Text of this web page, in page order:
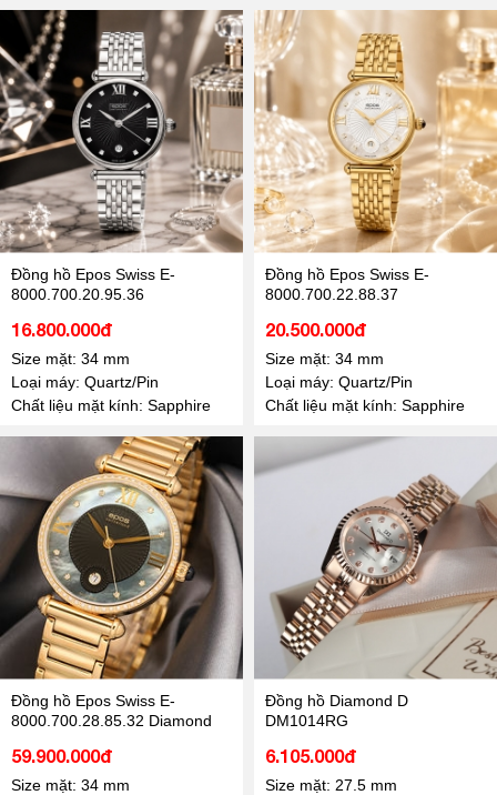
Đồng hồ Epos Swiss E-
8000.700.20.95.36
16.800.000đ
Size mặt: 34 mm
Loại máy: Quartz/Pin
Chất liệu mặt kính: Sapphire
Đồng hồ Epos Swiss E-
8000.700.22.88.37
20.500.000đ
Size mặt: 34 mm
Loại máy: Quartz/Pin
Chất liệu mặt kính: Sapphire
Đồng hồ Epos Swiss E-
8000.700.28.85.32 Diamond
59.900.000đ
Size mặt: 34 mm
Đồng hồ Diamond D
DM1014RG
6.105.000đ
Size mặt: 27.5 mm